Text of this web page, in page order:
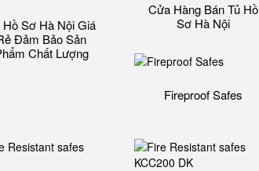
Hồ Sơ Hà Nội Giá
Đảm Bảo Sản
Chất Lượng‎
Cửa Hàng Bán Tủ Hồ
Sơ Hà Nội
Fireproof Safes